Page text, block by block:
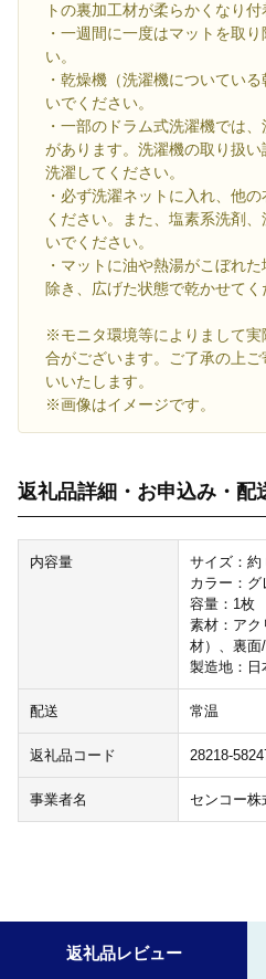
トの裏加工材が柔らかくなり付
・一週間に一度はマットを取
い。
・乾燥機（洗濯機についてい
いでください。
・一部のドラム式洗濯機では
があります。洗濯機の取り扱い
洗濯してください。
・必ず洗濯ネットに入れ、他
ください。また、塩素系洗剤
いでください。
・マットに油や熱湯がこぼれ
除き、広げた状態で乾かせてく
※モニタ環境等によりまして
合がございます。ご了承の上
いいたします。
※画像はイメージです。
返礼品詳細・お申込み・配
内容量
サイズ：約
カラー：グ
容量：1枚
素材：アク
材）、裏面
製造地：日
配送 常温
返礼品コード 28218-
事業者名 センコー株
返礼品レビュー